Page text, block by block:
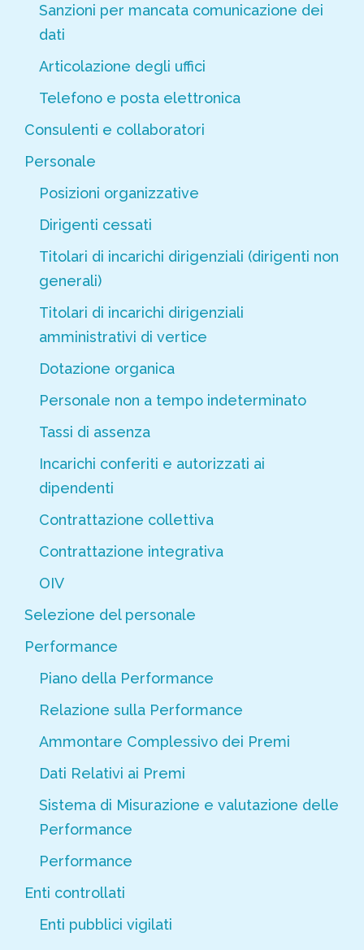
Sanzioni per mancata comunicazione dei
dati
Articolazione degli uffici
Telefono e posta elettronica
Consulenti e collaboratori
Personale
Posizioni organizzative
Dirigenti cessati
Titolari di incarichi dirigenziali (dirigenti non
generali)
Titolari di incarichi dirigenziali
amministrativi di vertice
Dotazione organica
Personale non a tempo indeterminato
Tassi di assenza
Incarichi conferiti e autorizzati ai
dipendenti
Contrattazione collettiva
Contrattazione integrativa
OIV
Selezione del personale
Performance
Piano della Performance
Relazione sulla Performance
Ammontare Complessivo dei Premi
Dati Relativi ai Premi
Sistema di Misurazione e valutazione delle
Performance
Performance
Enti controllati
Enti pubblici vigilati